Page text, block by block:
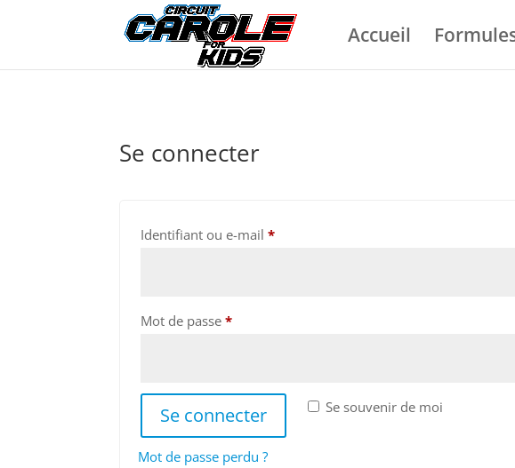
Accueil
Se connecter
Identifiant ou e-mail*Obligatoire
Mot de passe*Obligatoire
Se souvenir de moi
Se connecter
Mot de passe perdu ?